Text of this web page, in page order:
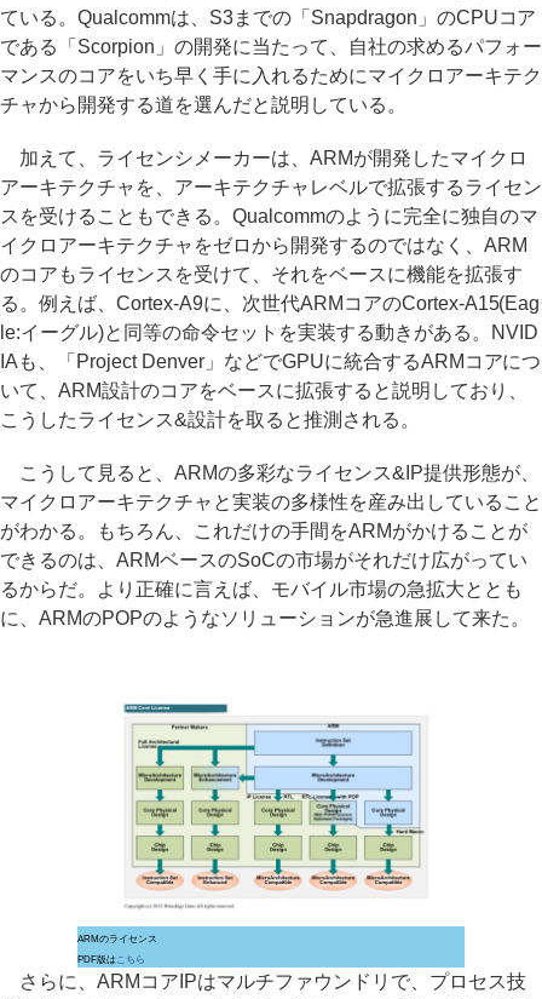
ている。Qualcommは、S3までの「Snapdragon」のCPUコア
である「Scorpion」の開発に当たって、自社の求めるパフォー
マンスのコアをいち早く手に入れるためにマイクロアーキテク
チャから開発する道を選んだと説明している。
加えて、ライセンシメーカーは、ARMが開発したマイクロ
アーキテクチャを、アーキテクチャレベルで拡張するライセン
スを受けることもできる。Qualcommのように完全に独自のマ
イクロアーキテクチャをゼロから開発するのではなく、ARM
のコアもライセンスを受けて、それをベースに機能を拡張す
る。例えば、Cortex-A9に、次世代ARMコアのCortex-A15(Eag
le:イーグル)と同等の命令セットを実装する動きがある。NVID
IAも、「Project Denver」などでGPUに統合するARMコアにつ
いて、ARM設計のコアをベースに拡張すると説明しており、
こうしたライセンス&設計を取ると推測される。
こうして見ると、ARMの多彩なライセンス&IP提供形態が、
マイクロアーキテクチャと実装の多様性を産み出していること
がわかる。もちろん、これだけの手間をARMがかけることが
できるのは、ARMベースのSoCの市場がそれだけ広がってい
るからだ。より正確に言えば、モバイル市場の急拡大ととも
に、ARMのPOPのようなソリューションが急進展して来た。
ARMのライセンス
PDF版は こちら
さらに、ARMコアIPはマルチファウンドリで、プロセス技